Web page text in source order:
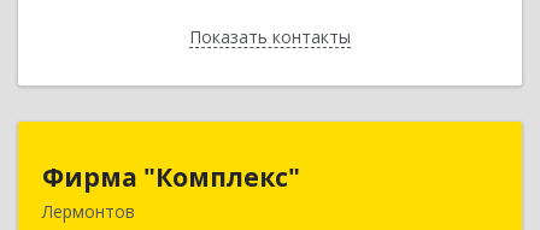
Показать контакты
Назад
Фирма "Комплекс"
Лермонтов
357348, Ставропольский край, Лермонтов г,